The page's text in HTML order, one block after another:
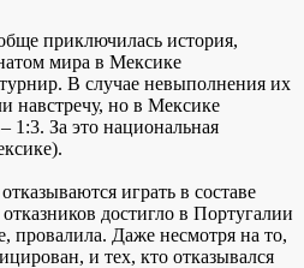
приключилась история,
мира в Мексике
В случае невыполнения их
навстречу, но в Мексике
1:3. За это национальная
играть в составе
достигло в Португалии
провалила. Даже несмотря на то,
и тех, кто отказывался